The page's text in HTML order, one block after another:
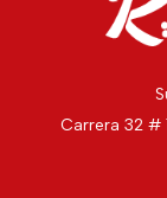
Carrera 32 #